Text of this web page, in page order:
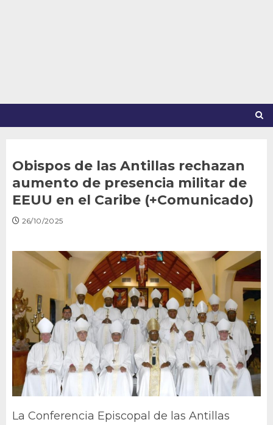
Obispos de las Antillas rechazan
aumento de presencia militar de
EEUU en el Caribe (+Comunicado)
26/10/2025
La Conferencia Episcopal de las Antillas